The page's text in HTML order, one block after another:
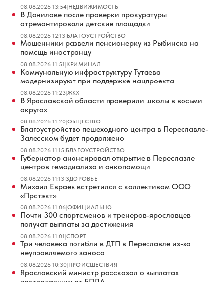
08.08.2026 13:54|НЕДВИЖИМОСТЬ
В Данилове после проверки прокуратуры
отремонтировали детские площадки
08.08.2026 12:13|БЛАГОУСТРОЙСТВО
Мошенники развели пенсионерку из Рыбинска на
помощь иностранцу
08.08.2026 11:51|КРИМИНАЛ
Коммунальную инфраструктуру Тутаева
модернизируют при поддержке нацпроекта
08.08.2026 11:23|ЖКХ
В Ярославской области проверили школы в восьми
округах
08.08.2026 11:20|ОБЩЕСТВО
Благоустройство пешеходного центра в Переславле-
Залесском будет продолжено
08.08.2026 11:15|БЛАГОУСТРОЙСТВО
Губернатор анонсировал открытие в Переславле
центров гемодиализа и онкопомощи
08.08.2026 11:13|ЗДОРОВЬЕ
Михаил Евраев встретился с коллективом ООО
«Протэкт»
08.08.2026 11:06|ОФИЦИАЛЬНО
Почти 300 спортсменов и тренеров-ярославцев
получат выплаты за достижения
08.08.2026 11:01|СПОРТ
Три человека погибли в ДТП в Переславле из-за
неуправляемого заноса
08.08.2026 10:30|ПРОИСШЕСТВИЯ
Ярославский министр рассказал о выплатах